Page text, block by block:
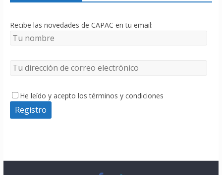
Recibe las novedades de CAPAC en tu email:
He leído y acepto los términos y condiciones